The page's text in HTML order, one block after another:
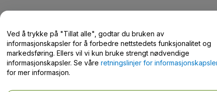
Hjelpesenter / kontakt oss
Ved å trykke på "Tillat alle", godtar du bruken av
informasjonskapsler for å forbedre nettstedets funksjonalitet og
markedsføring. Ellers vil vi kun bruke strengt nødvendige
informasjonskapsler. Se våre retningslinjer for
for mer informasjon.